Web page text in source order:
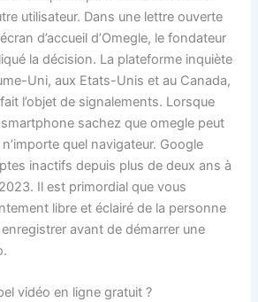
utilisateur. Dans une lettre ouverte
d’accueil d’Omegle, le fondateur
la décision. La plateforme inquiète
Uni, aux Etats-Unis et au Canada,
l’objet de signalements. Lorsque
sachez que omegle peut
quel navigateur. Google
inactifs depuis plus de deux ans à
Il est primordial que vous
libre et éclairé de la personne
avant de démarrer une
vidéo en ligne gratuit ?